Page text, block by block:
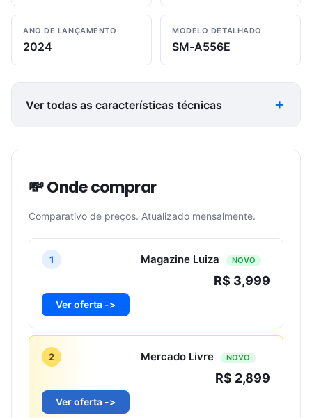
ANO DE LANÇAMENTO
2024
MODELO DETALHADO
SM-A556E
Ver todas as características técnicas
💸 Onde comprar
Comparativo de preços. Atualizado mensalmente.
1 Magazine Luiza NOVO
R$ 3,999
Ver oferta ->
2 Mercado Livre NOVO
R$ 2,899
Ver oferta ->